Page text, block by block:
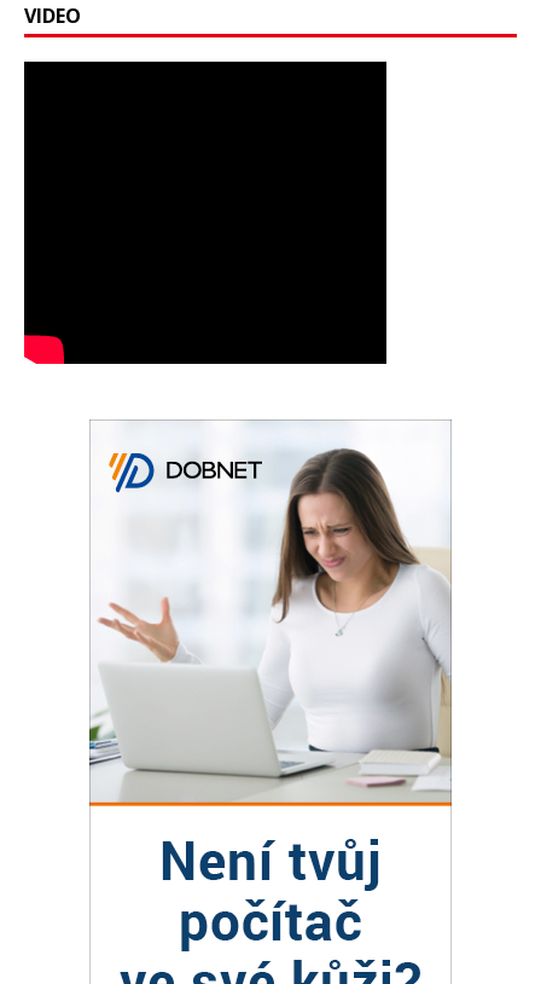
VIDEO